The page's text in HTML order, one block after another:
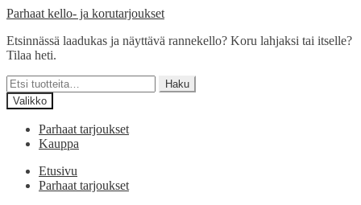
Siirry
Siirry
Parhaat kello- ja korutarjoukset
Etsinnässä laadukas ja näyttävä rannekello? Koru lahjaksi tai itselle?
Tilaa heti.
Etsi:
Haku
Valikko
Parhaat tarjoukset
Kauppa
Etusivu
Parhaat tarjoukset